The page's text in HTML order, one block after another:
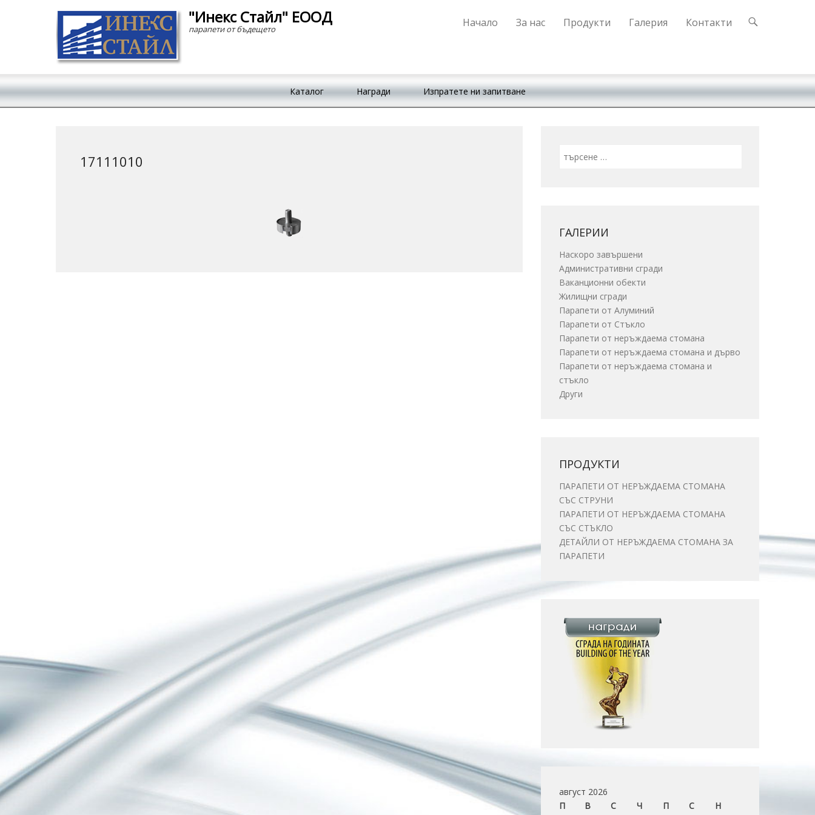
"Инекс Стайл" ЕООД
парапети от бъдещето
Primary Menu
Skip to content
Начало За нас Продукти Галерия Контакти
Каталог
Награди Изпратете ни запитване
17111010
ГАЛЕРИИ
Наскоро завършени
Административни сгради
Ваканционни обекти
Жилищни сгради
Парапети от Алуминий
Парапети от Стъкло
Парапети от неръждаема стомана
Парапети от неръждаема стомана и дърво
Парапети от неръждаема стомана и
стъкло
Други
ПРОДУКТИ
ПАРАПЕТИ ОТ НЕРЪЖДАЕМА СТОМАНА
СЪС СТРУНИ
ПАРАПЕТИ ОТ НЕРЪЖДАЕМА СТОМАНА
СЪС СТЪКЛО
ДЕТАЙЛИ ОТ НЕРЪЖДАЕМА СТОМАНА ЗА
ПАРАПЕТИ
август 2026
П
В С Ч П С
Н